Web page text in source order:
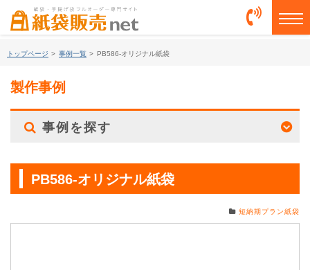
トップページ > 事例一覧 > PB586-オリジナル紙袋
製作事例
事例を探す
PB586-オリジナル紙袋
短納期プラン紙袋